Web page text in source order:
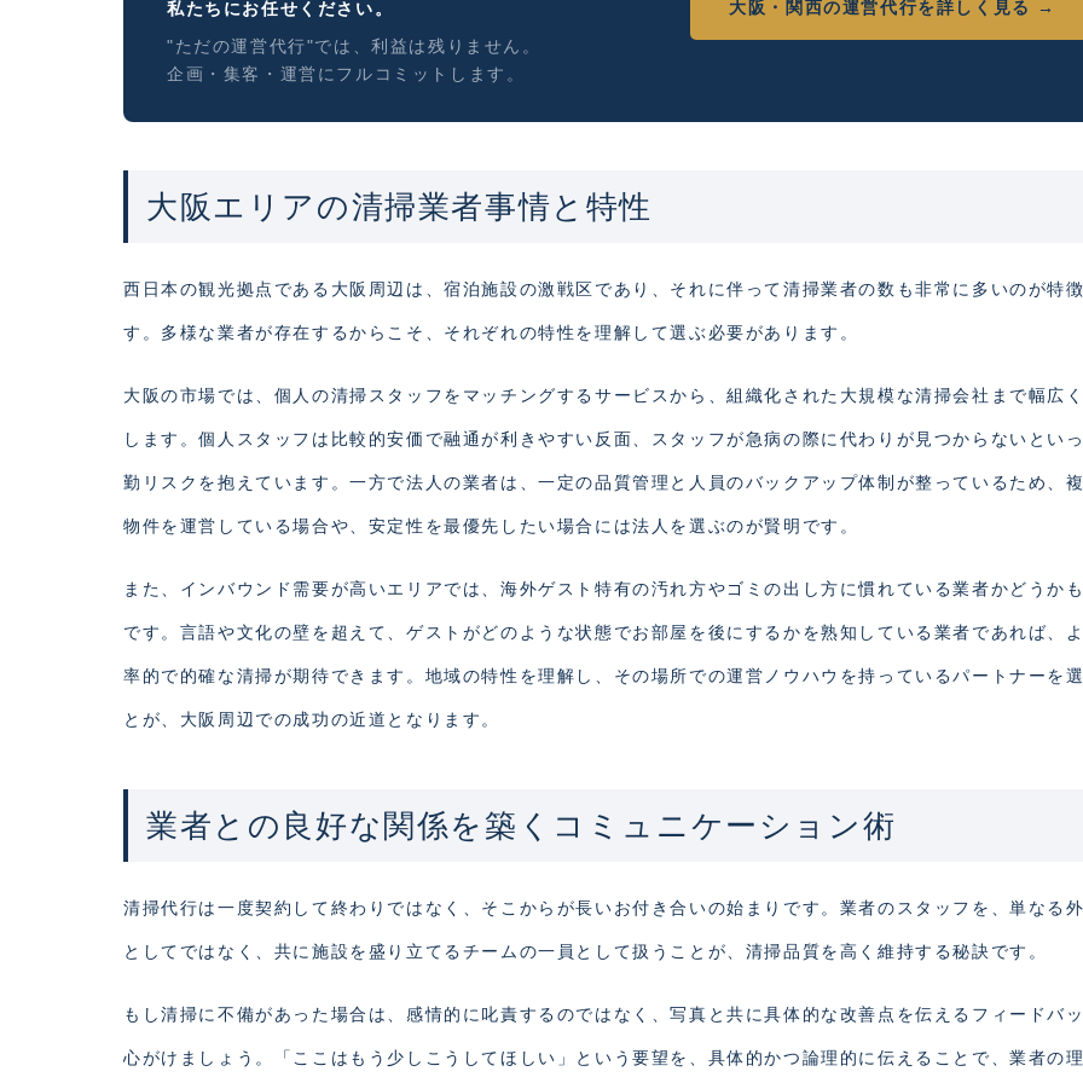
私たちにお任せください。
"ただの運営代行"では、利益は残りません。
企画・集客・運営にフルコミットします。
大阪・関西の運営代行を詳しく見る →
大阪エリアの清掃業者事情と特性
西日本の観光拠点である大阪周辺は、宿泊施設の激戦区であり、それに伴って清掃業者の数も非常に多いのが特
す。多様な業者が存在するからこそ、それぞれの特性を理解して選ぶ必要があります。
大阪の市場では、個人の清掃スタッフをマッチングするサービスから、組織化された大規模な清掃会社まで幅広
します。個人スタッフは比較的安価で融通が利きやすい反面、スタッフが急病の際に代わりが見つからないとい
勤リスクを抱えています。一方で法人の業者は、一定の品質管理と人員のバックアップ体制が整っているため、
物件を運営している場合や、安定性を最優先したい場合には法人を選ぶのが賢明です。
また、インバウンド需要が高いエリアでは、海外ゲスト特有の汚れ方やゴミの出し方に慣れている業者かどうか
です。言語や文化の壁を超えて、ゲストがどのような状態でお部屋を後にするかを熟知している業者であれば、
率的で的確な清掃が期待できます。地域の特性を理解し、その場所での運営ノウハウを持っているパートナーを選
とが、大阪周辺での成功の近道となります。
業者との良好な関係を築くコミュニケーション術
清掃代行は一度契約して終わりではなく、そこからが長いお付き合いの始まりです。業者のスタッフを、単なる
としてではなく、共に施設を盛り立てるチームの一員として扱うことが、清掃品質を高く維持する秘訣です。
もし清掃に不備があった場合は、感情的に叱責するのではなく、写真と共に具体的な改善点を伝えるフィードバ
心がけましょう。「ここはもう少しこうしてほしい」という要望を、具体的かつ論理的に伝えることで、業者の